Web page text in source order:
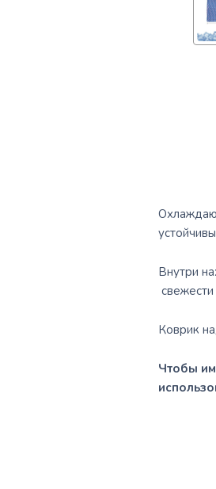
Внутри
Коврик
Чтобы